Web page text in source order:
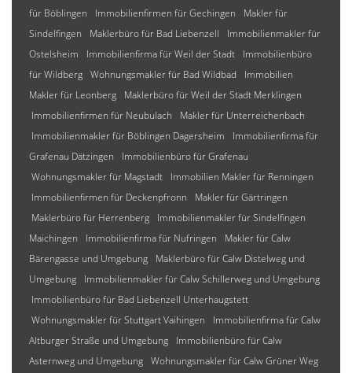
für Böblingen
Immobilienfirmen für Gechingen
Makler für
Sindelfingen
Maklerbüro für Bad Liebenzell
Immobilienmakler für
Ostelsheim
Immobilienfirma für Weil der Stadt
Immobilienbüro
für Wildberg Wohnungsmakler für Bad Wildbad
Immobilien
Makler für Leonberg
Maklerbüro für Weil der Stadt Merklingen
Immobilienfirmen für Neubulach
Makler für Unterreichenbach
Immobilienmakler für Böblingen Dagersheim
Immobilienfirma für
Grafenau Dätzingen
Immobilienbüro für Grafenau
Wohnungsmakler für Magstadt
Immobilien Makler für Renningen
Immobilienfirmen für Deckenpfronn
Makler für Gärtringen
Maklerbüro für Herrenberg
Immobilienmakler für Sindelfingen
Maichingen
Immobilienfirma für Nufringen
Makler für Calw
Bärengasse und Umgebung
Maklerbüro für Calw Distelweg und
Umgebung
Immobilienmakler für Calw Schillerweg und Umgebung
Immobilienbüro für Bad Liebenzell Unterhaugstett
Wohnungsmakler für Stuttgart Vaihingen
Immobilienfirma für Calw
Altburger Straße und Umgebung
Immobilienbüro für Calw
Asternweg und Umgebung Wohnungsmakler für Calw Grüner Weg